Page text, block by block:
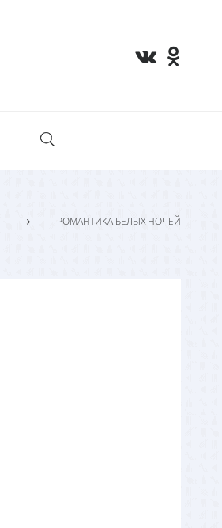
РОМАНТИКА БЕЛЫХ НОЧЕЙ